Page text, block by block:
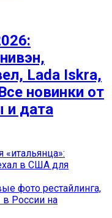
Lada Iskra,
новинки от
и дата
«итальянца»:
в США для
фото рестайлинга,
России на